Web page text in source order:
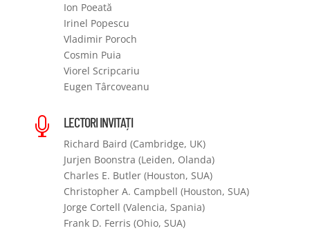
Ion Poeată
Irinel Popescu
Vladimir Poroch
Cosmin Puia
Viorel Scripcariu
Eugen Târcoveanu
 LECTORI INVITAȚI
Richard Baird (Cambridge, UK)
Jurjen Boonstra (Leiden, Olanda)
Charles E. Butler (Houston, SUA)
Christopher A. Campbell (Houston, SUA)
Jorge Cortell (Valencia, Spania)
Frank D. Ferris (Ohio, SUA)